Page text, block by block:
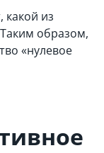
какой из
образом,
«нулевое